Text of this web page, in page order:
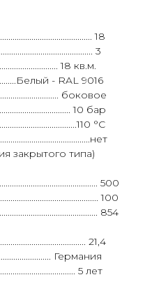
18
3
18 кв.м.
- RAL 9016
боковое
10 бар
°C
закрытого типа)
500
100
854
21,4
Германия
5 лет